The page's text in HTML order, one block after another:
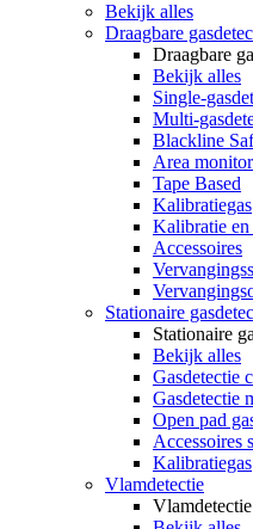
Bekijk alles
Draagbare
Draagbare
Bekijk alles
Single-
Multi-
Blackline
Area
Tape Based
Kalibratiegas
Kalibratie en
Accessoires
Stationaire
Stationaire
Bekijk alles
Gasdetectie
Gasdetectie
Open pad
Accessoires
Kalibratiegas
Vlamdetectie
Vlamdetectie